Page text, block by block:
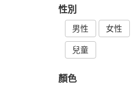
性別
男性 女性
兒童
顏色